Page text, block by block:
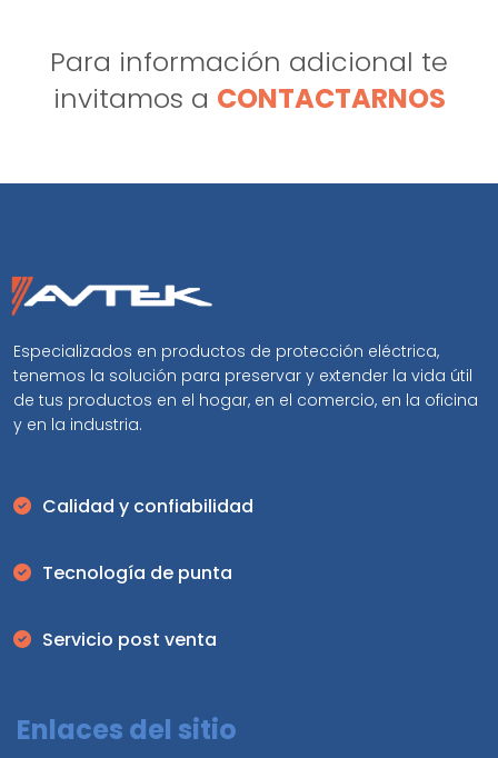
Para información adicional te
invitamos a CONTACTARNOS
Especializados en productos de protección eléctrica,
tenemos la solución para preservar y extender la vida útil
de tus productos en el hogar, en el comercio, en la oficina
y en la industria.
Calidad y confiabilidad
Tecnología de punta
Servicio post venta
Enlaces del sitio